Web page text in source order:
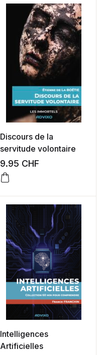
Discours de la
servitude volontaire
9.95 CHF
Intelligences
Artificielles